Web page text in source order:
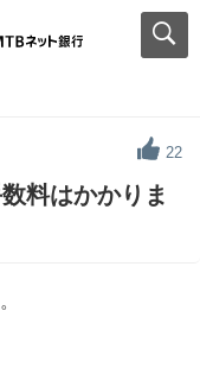
22
料はかかりま